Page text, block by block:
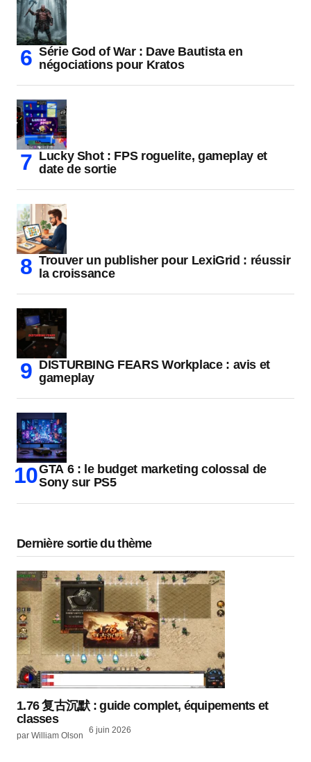
Série God of War : Dave Bautista en
négociations pour Kratos
Lucky Shot : FPS roguelite, gameplay et
date de sortie
Trouver un publisher pour LexiGrid : réussir
la croissance
DISTURBING FEARS Workplace : avis et
gameplay
GTA 6 : le budget marketing colossal de
Sony sur PS5
Dernière sortie du thème
1.76 复古沉默 : guide complet, équipements et
classes
par William Olson
6 juin 2026